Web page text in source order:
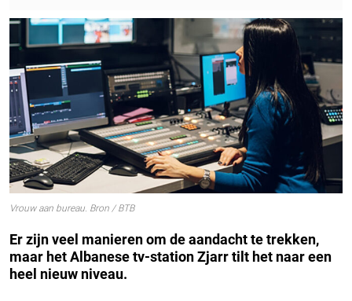
Vrouw aan bureau. Bron / BTB
Er zijn veel manieren om de aandacht te trekken,
maar het Albanese tv-station Zjarr tilt het naar een
heel nieuw niveau.